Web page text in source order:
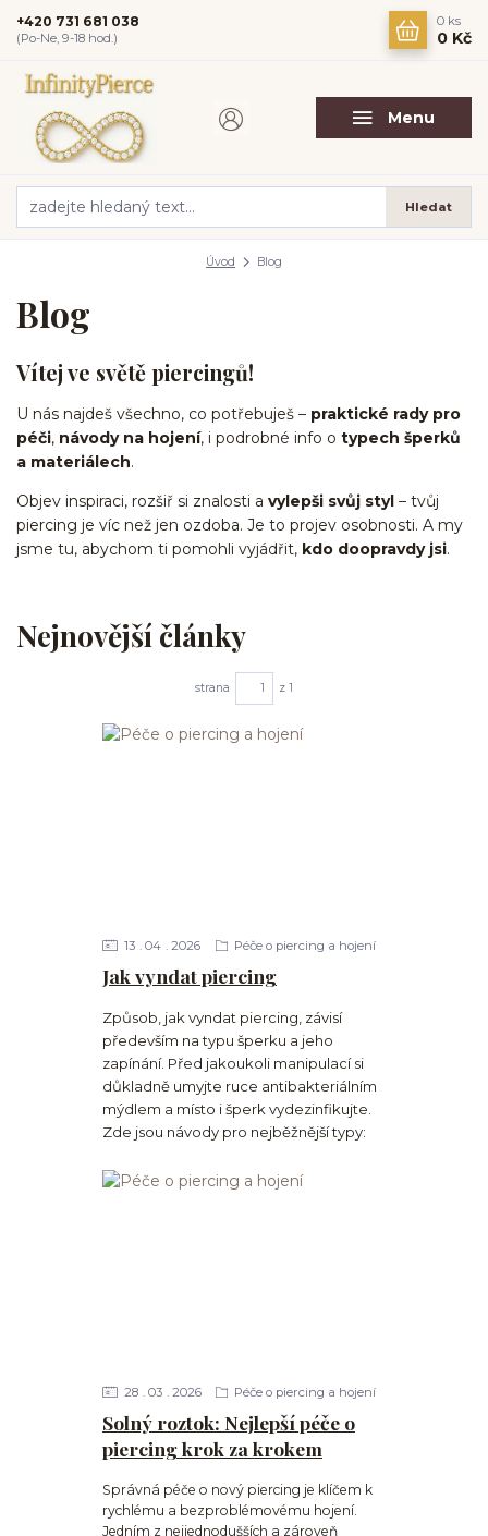
Menu
Hledat
+420 731 681 038
(Po-Ne, 9-18 hod.)
0 ks
0 Kč
Úvod Blog
Blog
Vítej ve světě piercingů!
U nás najdeš všechno, co potřebuješ – praktické rady pro
péči, návody na hojení, i podrobné info o typech šperků
a materiálech.
Objev inspiraci, rozšiř si znalosti a vylepši svůj styl – tvůj
piercing je víc než jen ozdoba. Je to projev osobnosti. A my
jsme tu, abychom ti pomohli vyjádřit, kdo doopravdy jsi.
Nejnovější články
strana z 1
Jak vyndat piercing
13 04 2026 Péče o piercing a hojení
Způsob, jak vyndat piercing, závisí
především na typu šperku a jeho
zapínání. Před jakoukoli manipulací si
důkladně umyjte ruce antibakteriálním
mýdlem a místo i šperk vydezinfikujte.
Zde jsou návody pro nejběžnější typy:
Solný roztok: Nejlepší péče o
piercing krok za krokem
28 03 2026 Péče o piercing a hojení
Správná péče o nový piercing je klíčem k
rychlému a bezproblémovému hojení.
Jedním z nejjednodušších a zároveň